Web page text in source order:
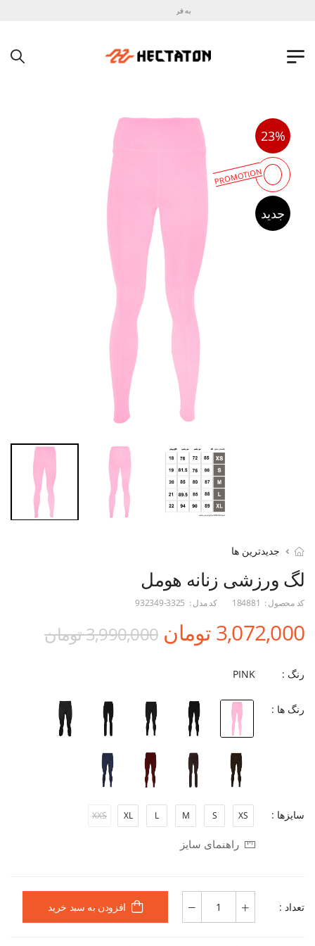
به فروشگاه اینترنتی هکتاتون خوش آمدید !
23%
PROMOTION
جدید
جدیدترین ها
لگ ورزشی زنانه هومل
کد محصول : 184881 کد مدل : 932349-3325
3,072,000 تومان 3,990,000 تومان
رنگ : PINK
رنگ ها :
سایزها : XS
S
M
L
XL
XXS
راهنمای سایز
تعداد : افزودن به سبد خرید